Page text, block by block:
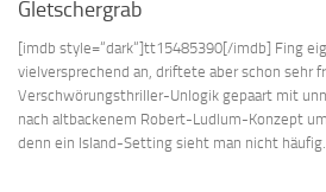
Gletschergrab
[imdb style=“dark“]tt15485390[/imdb] Fing
vielversprechend an, driftete aber schon sehr
Verschwörungsthriller-Unlogik gepaart mit
nach altbackenem Robert-Ludlum-Konzept
denn ein Island-Setting sieht man nicht